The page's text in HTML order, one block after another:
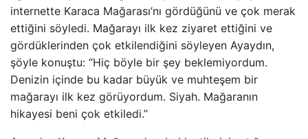
internette Karaca Mağarası’nı gördüğünü ve çok merak
ettiğini söyledi. Mağarayı ilk kez ziyaret ettiğini ve
gördüklerinden çok etkilendiğini söyleyen Ayaydın,
şöyle konuştu: “Hiç böyle bir şey beklemiyordum.
Denizin içinde bu kadar büyük ve muhteşem bir
mağarayı ilk kez görüyordum. Siyah. Mağaranın
hikayesi beni çok etkiledi.”